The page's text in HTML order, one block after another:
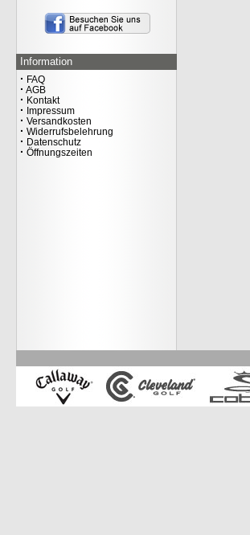
49.00
Information
· FAQ
· AGB
· Kontakt
· Impressum
· Versandkosten
· Widerrufsbelehrung
· Datenschutz
· Öffnungszeiten